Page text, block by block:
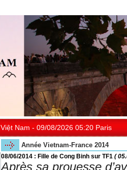
Nam - 09/08/2026 05:20 Paris
Année Vietnam-France 2014
08/06/2014 : Fille de Cong Binh sur TF1 (
Après sa prouesse